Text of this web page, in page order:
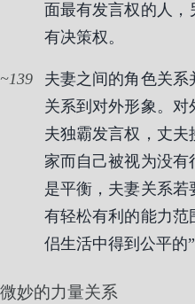
面最有发言权的人，
有决策权。
139
夫妻之间的角色关
关系到对外形象。
夫独霸发言权，丈
家而自己被视为没
是平衡，夫妻关系
有轻松有利的能力范
侣生活中得到公平的”
微妙的力量关系